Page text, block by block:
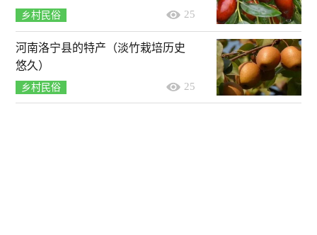
乡村民俗 25
河南洛宁县的特产（淡竹栽培历史
悠久）
乡村民俗 25